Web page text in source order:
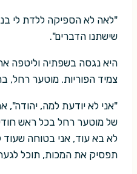
"לאה לא הספיקה ללדת לי
שישתנו הדברים".
היא נגסה בשפתיה וליטפה
צמיד הפוריות. מוטער רחל,
"אני לא יודעת למה,
של מוטער רחל בכל ראש
לא בא עוד, אני בטוחה שעוד
תפסיק את המכות, תוכל